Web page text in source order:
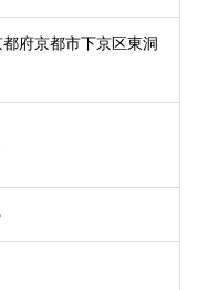
府京都市下京区東洞